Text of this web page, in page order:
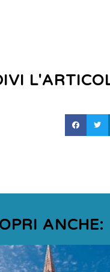
ANCHE: